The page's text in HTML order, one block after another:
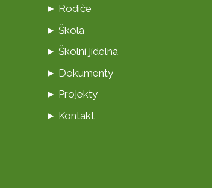
► Rodiče
► Škola
► Školní jídelna
► Dokumenty
► Projekty
► Kontakt